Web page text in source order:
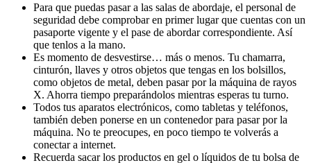
Para que puedas pasar a las salas de abordaje, el personal de
seguridad debe comprobar en primer lugar que cuentas con un
pasaporte vigente y el pase de abordar correspondiente. Así
que tenlos a la mano.
Es momento de desvestirse… más o menos. Tu chamarra,
cinturón, llaves y otros objetos que tengas en los bolsillos,
como objetos de metal, deben pasar por la máquina de rayos
X. Ahorra tiempo preparándolos mientras esperas tu turno.
Todos tus aparatos electrónicos, como tabletas y teléfonos,
también deben ponerse en un contenedor para pasar por la
máquina. No te preocupes, en poco tiempo te volverás a
conectar a internet.
Recuerda sacar los productos en gel o líquidos de tu bolsa de